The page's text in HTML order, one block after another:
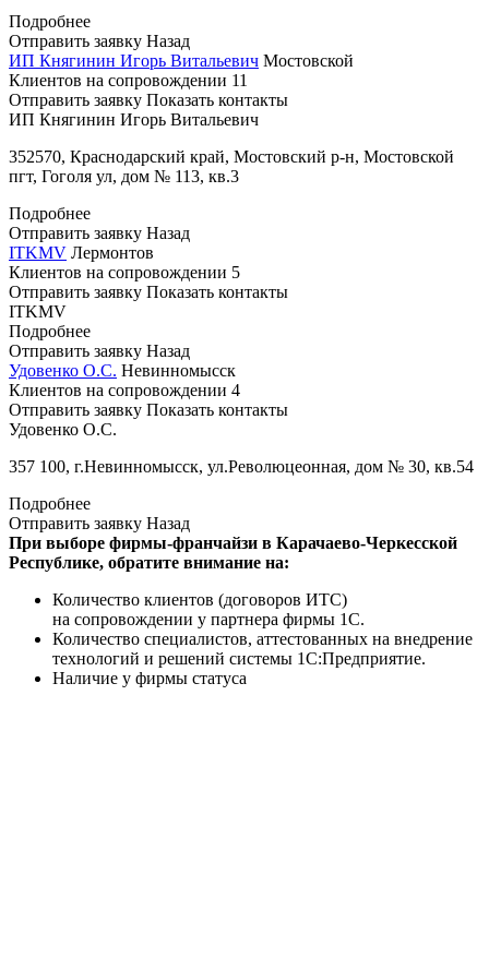
Подробнее
Отправить заявку Назад
ИП Княгинин Игорь Витальевич Мостовской
Клиентов на сопровождении 11
Отправить заявку Показать контакты
ИП Княгинин Игорь Витальевич
352570, Краснодарский край, Мостовский р-н, Мостовской
пгт, Гоголя ул, дом № 113, кв.3
Подробнее
Отправить заявку Назад
ITKMV Лермонтов
Клиентов на сопровождении 5
Отправить заявку Показать контакты
ITKMV
Подробнее
Отправить заявку Назад
Удовенко О.С. Невинномысск
Клиентов на сопровождении 4
Отправить заявку Показать контакты
Удовенко О.С.
357 100, г.Невинномысск, ул.Революцеонная, дом № 30, кв.54
Подробнее
Отправить заявку Назад
При выборе фирмы-франчайзи в Карачаево-Черкесской
Республике, обратите внимание на:
Количество клиентов (договоров ИТС)
на сопровождении у партнера фирмы 1С.
Количество специалистов, аттестованных на внедрение
технологий и решений системы 1С:Предприятие.
Наличие у фирмы статуса